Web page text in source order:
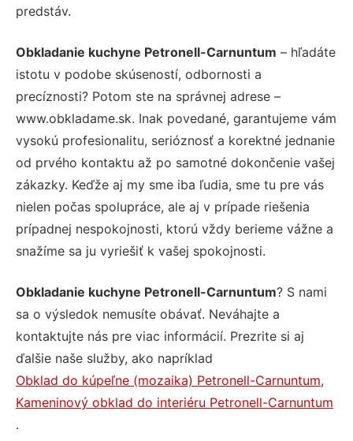
predstáv.
Obkladanie kuchyne Petronell-Carnuntum – hľadáte
istotu v podobe skúseností, odbornosti a
precíznosti? Potom ste na správnej adrese –
www.obkladame.sk. Inak povedané, garantujeme vám
vysokú profesionalitu, serióznosť a korektné jednanie
od prvého kontaktu až po samotné dokončenie vašej
zákazky. Keďže aj my sme iba ľudia, sme tu pre vás
nielen počas spolupráce, ale aj v prípade riešenia
prípadnej nespokojnosti, ktorú vždy berieme vážne a
snažíme sa ju vyriešiť k vašej spokojnosti.
Obkladanie kuchyne Petronell-Carnuntum? S nami
sa o výsledok nemusíte obávať. Neváhajte a
kontaktujte nás pre viac informácií. Prezrite si aj
ďalšie naše služby, ako napríklad
Obklad do kúpeľne (mozaika) Petronell-Carnuntum,
Kameninový obklad do interiéru Petronell-Carnuntum
.